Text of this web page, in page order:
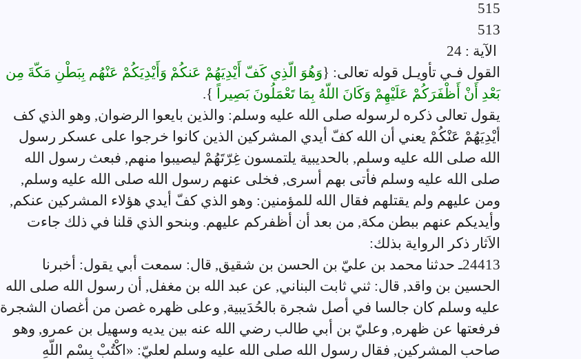
515
513
الآية : 24
القول فـي تأويـل قوله تعالى: {وَهُوَ الّذِي كَفّ أَيْدِيَهُمْ عَنكُمْ وَأَيْدِيَكُمْ عَنْهُم بِبَطْنِ مَكّةَ مِن
بَعْدِ أَنْ أَظْفَرَكُمْ عَلَيْهِمْ وَكَانَ اللّهُ بِمَا تَعْمَلُونَ بَصِيراً }.
يقول تعالى ذكره لرسوله صلى الله عليه وسلم: والذين بايعوا الرضوان, وهو الذي كف
أيْدِيَهُمْ عَنْكُمْ يعني أن الله كفّ أيدي المشركين الذين كانوا خرجوا على عسكر رسول
الله صلى الله عليه وسلم, بالحديبية يلتمسون غِرّتَهُمْ ليصيبوا منهم, فبعث رسول الله
صلى الله عليه وسلم فأتى بهم أسرى, فخلى عنهم رسول الله صلى الله عليه وسلم,
ومن عليهم ولم يقتلهم فقال الله للمؤمنين: وهو الذي كفّ أيدي هؤلاء المشركين عنكم,
وأيديكم عنهم ببطن مكة, من بعد أن أظفركم عليهم. وبنحو الذي قلنا في ذلك جاءت
الاَثار ذكر الرواية بذلك:
24413ـ حدثنا محمد بن عليّ بن الحسن بن شقيق, قال: سمعت أبي يقول: أخبرنا
الحسين بن واقد, قال: ثني ثابت البناني, عن عبد الله بن مغفل, أن رسول الله صلى الله
عليه وسلم كان جالسا في أصل شجرة بالحُدَيبية, وعلى ظهره غصن من أغصان الشجرة
فرفعتها عن ظهره, وعليّ بن أبي طالب رضي الله عنه بين يديه وسهيل بن عمرو, وهو
صاحب المشركين, فقال رسول الله صلى الله عليه وسلم لعليّ: «اكْتُبْ بِسْمِ اللّهِ